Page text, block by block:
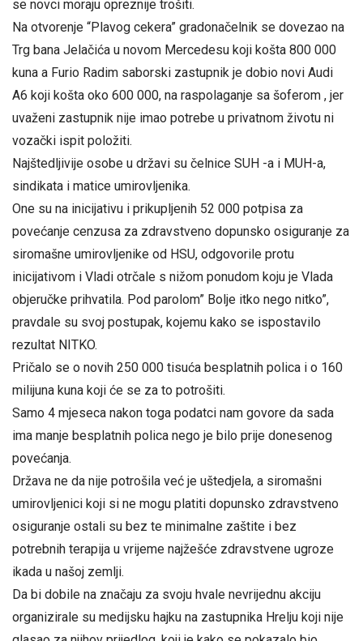
se novci moraju opreznije trošiti.
Na otvorenje “Plavog cekera” gradonačelnik se dovezao na
Trg bana Jelačića u novom Mercedesu koji košta 800 000
kuna a Furio Radim saborski zastupnik je dobio novi Audi
A6 koji košta oko 600 000, na raspolaganje sa šoferom , jer
uvaženi zastupnik nije imao potrebe u privatnom životu ni
vozački ispit položiti.
Najštedljivije osobe u državi su čelnice SUH -a i MUH-a,
sindikata i matice umirovljenika.
One su na inicijativu i prikupljenih 52 000 potpisa za
povećanje cenzusa za zdravstveno dopunsko osiguranje za
siromašne umirovljenike od HSU, odgovorile protu
inicijativom i Vladi otrčale s nižom ponudom koju je Vlada
objeručke prihvatila. Pod parolom” Bolje itko nego nitko”,
pravdale su svoj postupak, kojemu kako se ispostavilo
rezultat NITKO.
Pričalo se o novih 250 000 tisuća besplatnih polica i o 160
milijuna kuna koji će se za to potrošiti.
Samo 4 mjeseca nakon toga podatci nam govore da sada
ima manje besplatnih polica nego je bilo prije donesenog
povećanja.
Država ne da nije potrošila već je uštedjela, a siromašni
umirovljenici koji si ne mogu platiti dopunsko zdravstveno
osiguranje ostali su bez te minimalne zaštite i bez
potrebnih terapija u vrijeme najžešće zdravstvene ugroze
ikada u našoj zemlji.
Da bi dobile na značaju za svoju hvale nevrijednu akciju
organizirale su medijsku hajku na zastupnika Hrelju koji nije